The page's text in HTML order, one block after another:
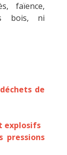
faïence,
bois, ni
de